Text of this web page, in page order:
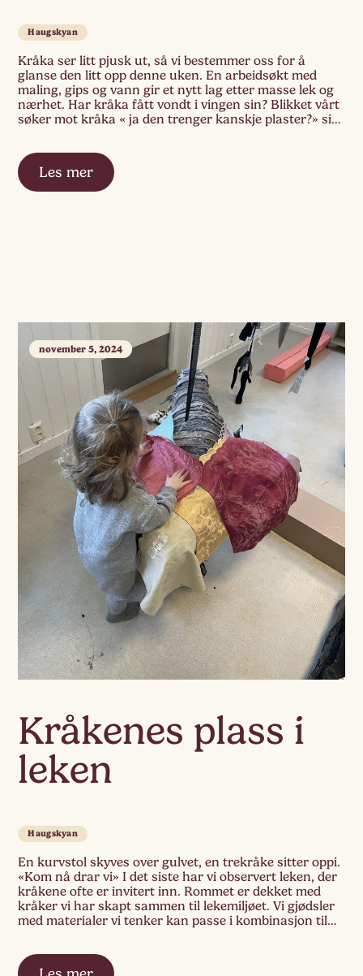
Haugskyan
Kråka ser litt pjusk ut, så vi bestemmer oss for å
glanse den litt opp denne uken. En arbeidsøkt med
maling, gips og vann gir et nytt lag etter masse lek og
nærhet. Har kråka fått vondt i vingen sin? Blikket vårt
søker mot kråka « ja den trenger kanskje plaster?» sier
Les mer
Kråkenes plass i
leken
november 5, 2024
Haugskyan
En kurvstol skyves over gulvet, en trekråke sitter oppi.
«Kom nå drar vi» I det siste har vi observert leken, der
kråkene ofte er invitert inn. Rommet er dekket med
kråker vi har skapt sammen til lekemiljøet. Vi gjødsler
med materialer vi tenker kan passe i kombinasjon til